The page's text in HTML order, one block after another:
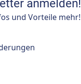
anmelden!
und Vorteile mehr!